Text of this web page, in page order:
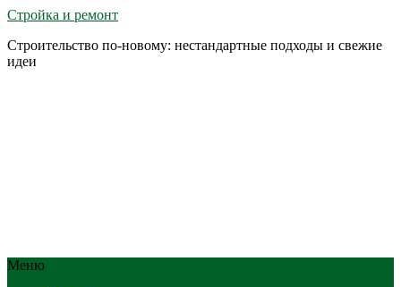
Стройка и ремонт
Строительство по-новому: нестандартные подходы и свежие
идеи
Меню